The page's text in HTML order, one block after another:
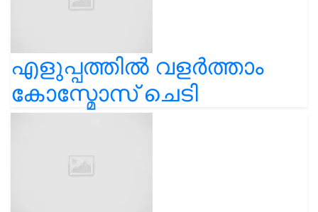
എളുപ്പത്തിൽ വളർത്താം
കോസ്മോസ് ചെടി